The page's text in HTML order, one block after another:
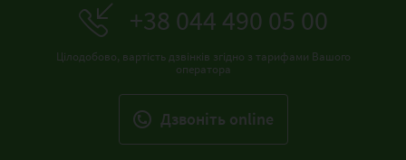
+38 044 490 05 00
Цілодобово, вартість дзвінків згідно з тарифами Вашого
оператора
Дзвонiть online